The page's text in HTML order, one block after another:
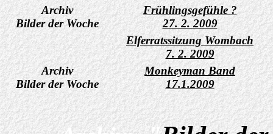
Archiv
Bilder der Woche
Frühlingsgefühle ?
27. 2. 2009
Elferratssitzung Wombach
7. 2. 2009
Archiv
Bilder der Woche
Monkeyman Band
17.1.2009